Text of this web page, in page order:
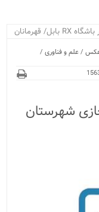
/ علم و فناوری /
شهرستان